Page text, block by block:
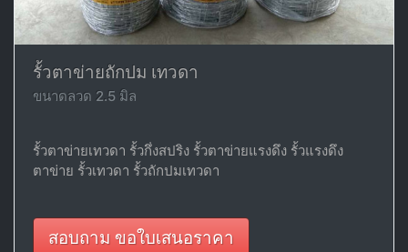
รั้วตาข่ายถักปม เทวดา
ขนาดลวด 2.5 มิล
รั้วตาข่ายเทวดา รั้วกึ่งสปริง รั้วตาข่ายแรงดึง รั้วแรงดึง
ตาข่าย รั้วเทวดา รั้วถักปมเทวดา
สอบถาม ขอใบเสนอราคา